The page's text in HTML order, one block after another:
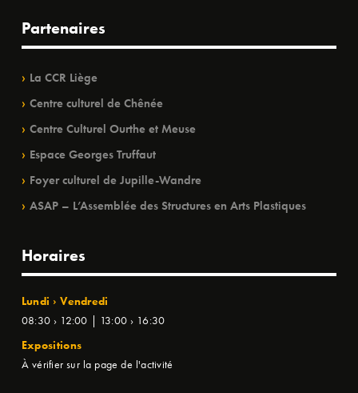
Partenaires
La CCR Liège
Centre culturel de Chênée
Centre Culturel Ourthe et Meuse
Espace Georges Truffaut
Foyer culturel de Jupille-Wandre
ASAP – L’Assemblée des Structures en Arts Plastiques
Horaires
Lundi › Vendredi
08:30 › 12:00 | 13:00 › 16:30
Expositions
À vérifier sur la page de l'activité